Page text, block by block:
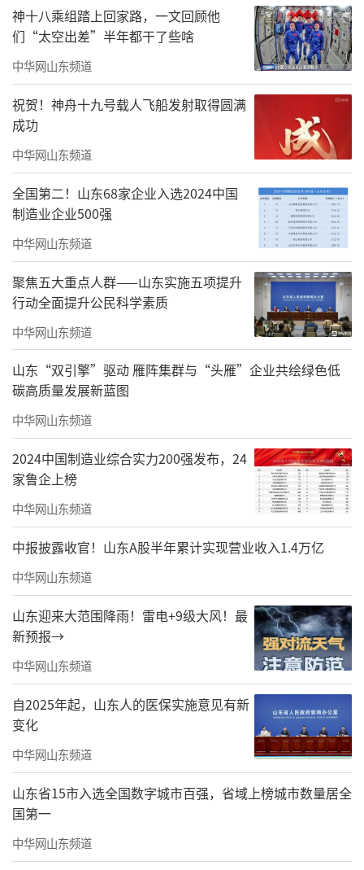
新，既满足了年轻人对新鲜感的追求，又为中
医药文化传播找到了载体。
正如各地热闹的中医药健康夜市，有关部
门表示，出发点和落脚点都是为了更好地服务
民众，也让源远流长的中医药文化，以更加包
容、开放的姿态走进千家万户，在更多人心中
生根发芽。
（来源：海报新闻）
责任编辑：李建龙
神十八乘组踏上回家路，一文回顾他
们“太空出差”半年都干了些啥
中华网山东频道
祝贺！神舟十九号载人飞船发射取得圆满
成功
中华网山东频道
全国第二！山东68家企业入选2024中国
制造业企业500强
中华网山东频道
聚焦五大重点人群——山东实施五项提升
行动全面提升公民科学素质
中华网山东频道
山东“双引擎”驱动 雁阵集群与“头雁”企业共绘绿色低
碳高质量发展新蓝图
中华网山东频道
2024中国制造业综合实力200强发布，24
家鲁企上榜
中华网山东频道
中报披露收官！山东A股半年累计实现营业收入1.4万亿
中华网山东频道
山东迎来大范围降雨！雷电+9级大风！最
新预报→
中华网山东频道
自2025年起，山东人的医保实施意见有新
变化
中华网山东频道
山东省15市入选全国数字城市百强，省域上榜城市数量居全
国第一
中华网山东频道